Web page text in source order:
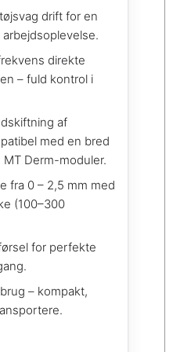
drift for en
direkte
– fuld kontrol i
af
med en bred
Derm-moduler.
fra 0 – 2,5 mm med
(100–300
for perfekte
– kompakt,